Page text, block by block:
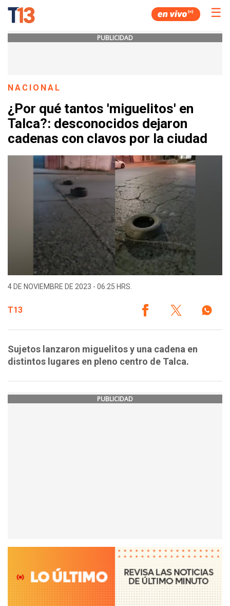
☰
PUBLICIDAD
NACIONAL
¿Por qué tantos 'miguelitos' en
Talca?: desconocidos dejaron
cadenas con clavos por la ciudad
4 DE NOVIEMBRE DE 2023 - 06:25 HRS.
T13
Sujetos lanzaron miguelitos y una cadena en
distintos lugares en pleno centro de Talca.
PUBLICIDAD